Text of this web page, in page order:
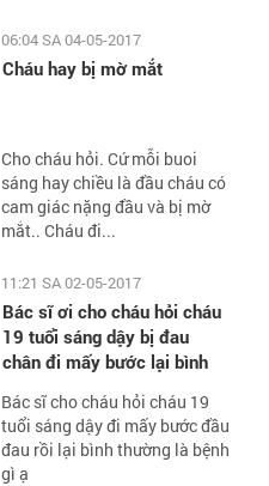
06:04 SA 04-05-2017
Cháu hay bị mờ mắt
Cho cháu hỏi. Cứ mỗi buoi
sáng hay chiều là đầu cháu có
cam giác nặng đầu và bị mờ
mắt.. Cháu đi...
11:21 SA 02-05-2017
Bác sĩ ơi cho cháu hỏi cháu
19 tuổi sáng dậy bị đau
chân đi mấy bước lại bình
Bác sĩ cho cháu hỏi cháu 19
tuổi sáng dậy đi mấy bước đầu
đau rồi lại bình thường là bệnh
gì ạ